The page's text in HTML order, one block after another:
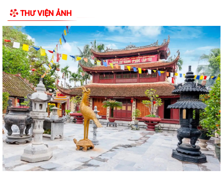
CHƯƠNG TRÌNH CÔNG TÁC CỦA LÃNH ĐẠO UBND PHƯỜNG ÁI QUỐC
(Từ ngày 03/8/2026 đến ngày 09/8/2026)
Triển khai thực hiện Kế hoạch số 276/KH-UBND ngày 20/7/2026 của
UBND thành phố Hải Phòng
Thông báo về việc triển khai khai thác, sử dụng bài giảng pháp luật và
Chatbox AI Trợ giúp pháp luật
Quyết định về việc công bố Danh mục thủ tục hành chính bị bãi bỏ
thuộc phạm vi chức năng quản lý...
Các quyết định về việc kiện toàn Tổ hoà giải và công nhận Hòa giải
viên, Tổ trưởng Tổ hòa giải các...
Quyết định về việc công bố danh mục thủ tục hành chính ban hành
THƯ VIỆN ẢNH